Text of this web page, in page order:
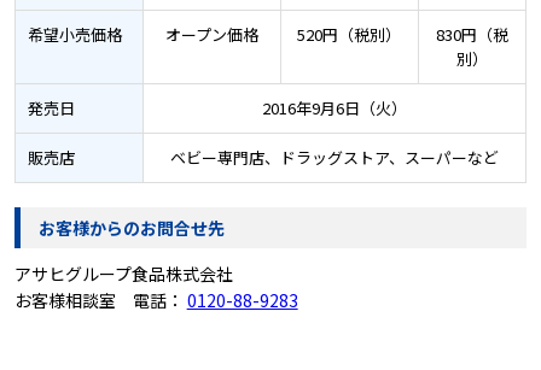
希望小売価格 オープン価格 520円（税別）
830円（税
別）
発売日 2016年9月6日（火）
販売店 ベビー専門店、ドラッグストア、スーパーなど
お客様からのお問合せ先
アサヒグループ食品株式会社
お客様相談室 電話： 0120-88-9283